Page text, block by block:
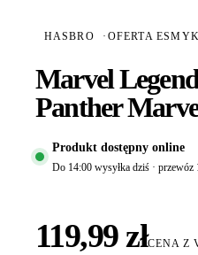
HASBRO · OFERTA ESMYK
Marvel
Panther
Produkt dostępny online
Do 14:00 wysyłka dziś · przewóz
119,99 złCENA Z